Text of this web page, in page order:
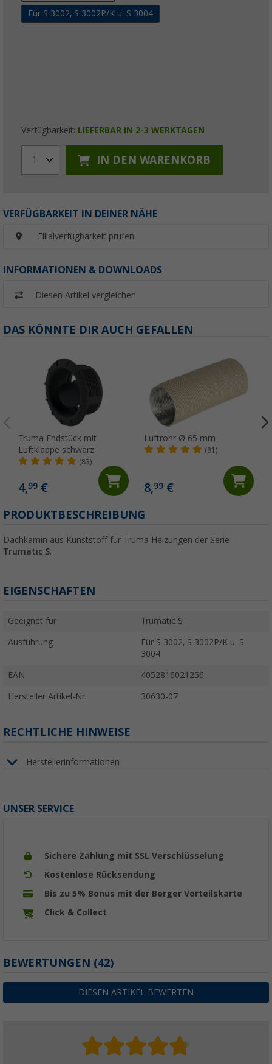
Für S 3002, S 3002P/K u. S 3004
Verfügbarkeit: LIEFERBAR IN 2-3 WERKTAGEN
1 IN DEN WARENKORB
VERFÜGBARKEIT IN DEINER NÄHE
Filialverfügbarkeit prüfen
INFORMATIONEN & DOWNLOADS
Diesen Artikel vergleichen
DAS KÖNNTE DIR AUCH GEFALLEN
Truma Endstück mit
Luftklappe schwarz
(83)
4,99 €
Luftrohr Ø 65 mm
(81)
8,99€
PRODUKTBESCHREIBUNG
Dachkamin aus Kunststoff für Truma Heizungen der Serie
Trumatic S.
EIGENSCHAFTEN
Geeignet für Trumatic S
Ausführung
Für S 3002, S 3002P/K u. S
3004
EAN 4052816021256
Hersteller Artikel-Nr. 30630-07
RECHTLICHE HINWEISE
Herstellerinformationen
UNSER SERVICE
Sichere Zahlung mit SSL Verschlüsselung
Kostenlose Rücksendung
Bis zu 5% Bonus mit der Berger Vorteilskarte
Click & Collect
BEWERTUNGEN (42)
DIESEN ARTIKEL BEWERTEN